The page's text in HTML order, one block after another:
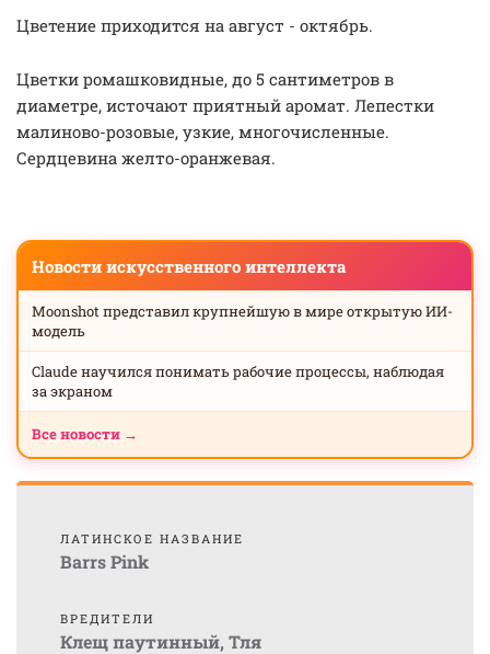
Цветение приходится на август - октябрь.
Цветки ромашковидные, до 5 сантиметров в
диаметре, источают приятный аромат. Лепестки
малиново-розовые, узкие, многочисленные.
Сердцевина желто-оранжевая.
Новости искусственного интеллекта
Moonshot представил крупнейшую в мире открытую ИИ-
модель
Claude научился понимать рабочие процессы, наблюдая
за экраном
Все новости →
ЛАТИНСКОЕ НАЗВАНИЕ
Barrs Pink
ВРЕДИТЕЛИ
Клещ паутинный, Тля